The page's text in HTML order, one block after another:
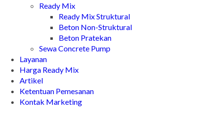
Ready Mix
Ready Mix Struktural
Beton Non-Struktural
Beton Pratekan
Sewa Concrete Pump
Layanan
Harga Ready Mix
Artikel
Ketentuan Pemesanan
Kontak Marketing